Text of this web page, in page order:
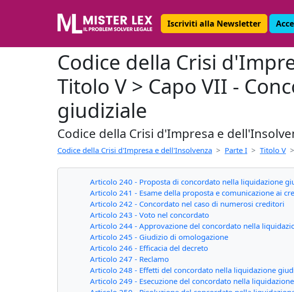
Iscriviti alla Newsletter
Codice della Crisi
Titolo V > Capo VII -
giudiziale
Codice della Crisi d'Impresa e
Codice della Crisi d'Impresa e dell'Insolvenza Parte I Titolo V
Articolo 240 - Proposta di concordato nella liquidazione
Articolo 241 - Esame della proposta e comunicazione ai
Articolo 242 - Concordato nel caso di numerosi creditori
Articolo 243 - Voto nel concordato
Articolo 244 - Approvazione del concordato nella
Articolo 245 - Giudizio di omologazione
Articolo 246 - Efficacia del decreto
Articolo 247 - Reclamo
Articolo 248 - Effetti del concordato nella liquidazione
Articolo 249 - Esecuzione del concordato nella